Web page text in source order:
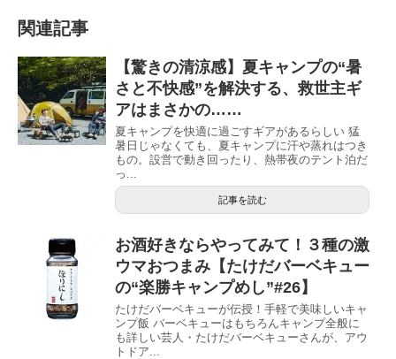
関連記事
【驚きの清涼感】夏キャンプの“暑
さと不快感”を解決する、救世主ギ
アはまさかの……
夏キャンプを快適に過ごすギアがあるらしい 猛
暑日じゃなくても、夏キャンプに汗や蒸れはつき
もの。設営で動き回ったり、熱帯夜のテント泊だ
っ...
記事を読む
お酒好きならやってみて！３種の激
ウマおつまみ【たけだバーベキュー
の“楽勝キャンプめし”#26】
たけだバーベキューが伝授！手軽で美味しいキャ
ンプ飯 バーベキューはもちろんキャンプ全般に
も詳しい芸人・たけだバーベキューさんが、アウ
トドア...